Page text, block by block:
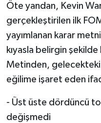
Öte yandan, Kevin
gerçekleştirilen ilk
yayımlanan karar
kıyasla belirgin şekilde
Metinden,
eğilime işaret eden
- Üst üste dördüncü
değişmedi